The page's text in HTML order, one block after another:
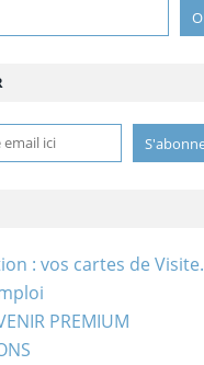
: vos cartes de Visite.
PREMIUM